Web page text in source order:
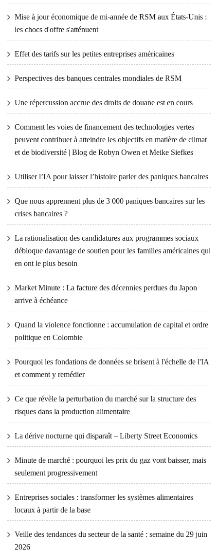
Mise à jour économique de mi-année de RSM aux États-Unis :
les chocs d'offre s'atténuent
Effet des tarifs sur les petites entreprises américaines
Perspectives des banques centrales mondiales de RSM
Une répercussion accrue des droits de douane est en cours
Comment les voies de financement des technologies vertes
peuvent contribuer à atteindre les objectifs en matière de climat
et de biodiversité | Blog de Robyn Owen et Meike Siefkes
Utiliser l’IA pour laisser l’histoire parler des paniques bancaires
Que nous apprennent plus de 3 000 paniques bancaires sur les
crises bancaires ?
La rationalisation des candidatures aux programmes sociaux
débloque davantage de soutien pour les familles américaines qui
en ont le plus besoin
Market Minute : La facture des décennies perdues du Japon
arrive à échéance
Quand la violence fonctionne : accumulation de capital et ordre
politique en Colombie
Pourquoi les fondations de données se brisent à l'échelle de l'IA
et comment y remédier
Ce que révèle la perturbation du marché sur la structure des
risques dans la production alimentaire
La dérive nocturne qui disparaît – Liberty Street Economics
Minute de marché : pourquoi les prix du gaz vont baisser, mais
seulement progressivement
Entreprises sociales : transformer les systèmes alimentaires
locaux à partir de la base
Veille des tendances du secteur de la santé : semaine du 29 juin
2026